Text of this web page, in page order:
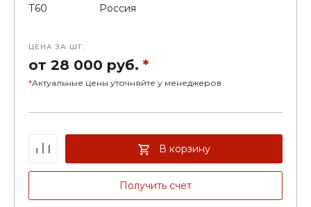
Т60 Россия
ЦЕНА ЗА ШТ.
от 28 000 руб. *
*Актуальные цены уточняйте у менеджеров
Получить счет
В корзину